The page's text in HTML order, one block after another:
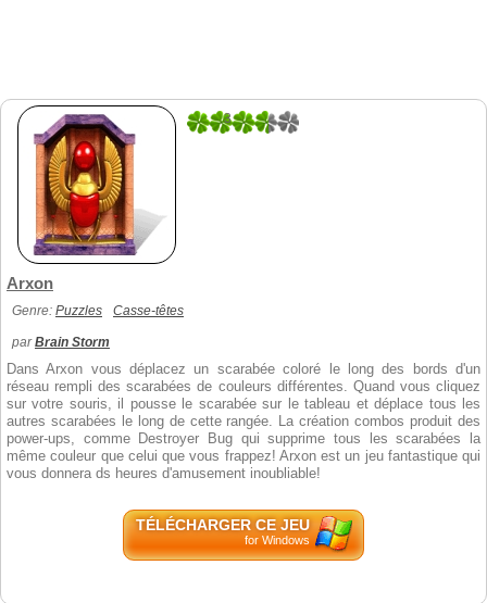
3
Arxon
Genre: Puzzles Casse-têtes
parBrain Storm
Dans Arxon vous déplacez un scarabée coloré le long des bords d'un
réseau rempli des scarabées de couleurs différentes. Quand vous cliquez
sur votre souris, il pousse le scarabée sur le tableau et déplace tous les
autres scarabées le long de cette rangée. La création combos produit des
power-ups, comme Destroyer Bug qui supprime tous les scarabées la
même couleur que celui que vous frappez! Arxon est un jeu fantastique qui
vous donnera ds heures d'amusement inoubliable!
TÉLÉCHARGER CE JEU
for Windows